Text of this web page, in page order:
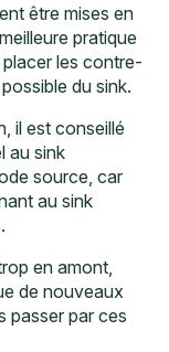
être mises en
pratique
les contre-
du sink.
il est conseillé
au sink
source, car
au sink
en amont,
de nouveaux
passer par ces